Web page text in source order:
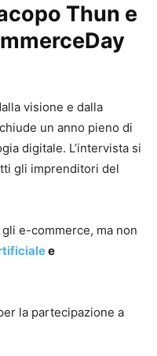
Thun e
visione e dalla
un anno pieno di
digitale. L’intervista si
gli imprenditori del
e-commerce, ma non
e
la partecipazione a